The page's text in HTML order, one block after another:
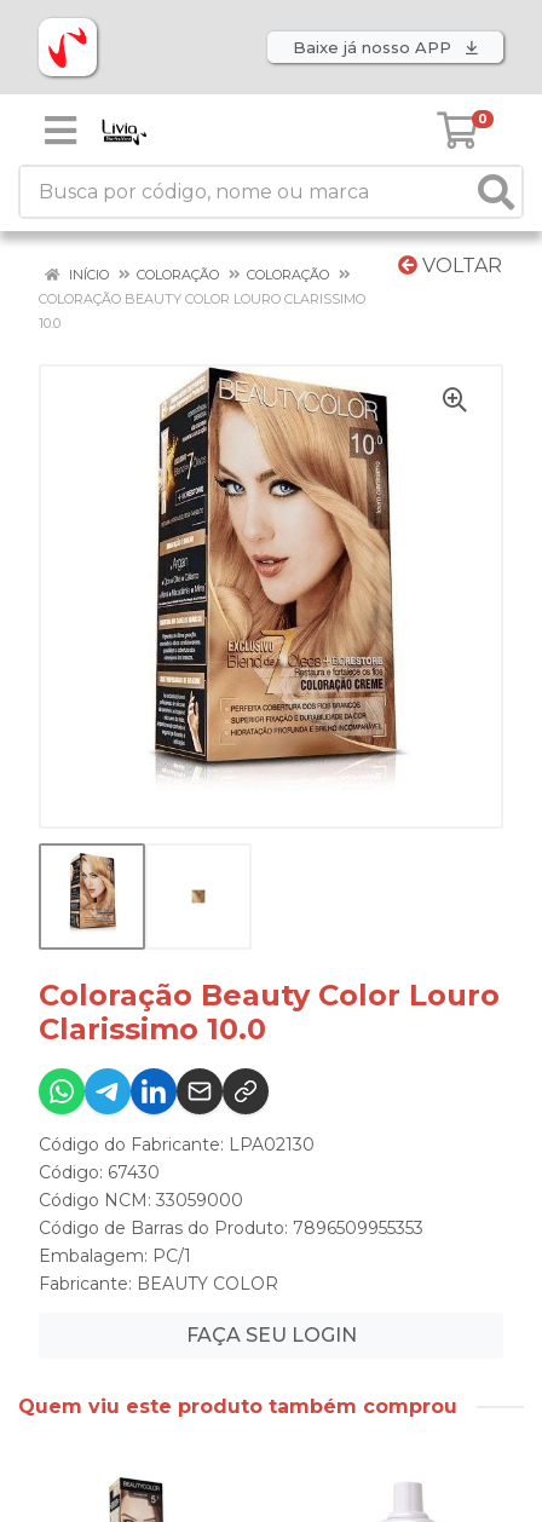
Baixe já nosso APP
0
VOLTAR
INÍCIO COLORAÇÃO
COLORAÇÃO
COLORAÇÃO BEAUTY COLOR LOURO CLARISSIMO
10.0
Coloração Beauty Color Louro
Clarissimo 10.0
Código do Fabricante: LPA02130
Código: 67430
Código NCM: 33059000
Código de Barras do Produto: 7896509955353
Embalagem: PC/1
Fabricante: BEAUTY COLOR
FAÇA SEU LOGIN
Quem viu este produto também comprou